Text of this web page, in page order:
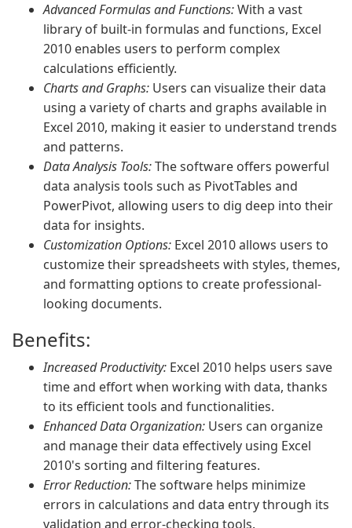
Advanced Formulas and Functions:With a vast
library of built-in formulas and functions, Excel
2010 enables users to perform complex
calculations efficiently.
Charts and Graphs: Users can visualize their data
using a variety of charts and graphs available in
Excel 2010, making it easier to understand trends
and patterns.
Data Analysis Tools:The software offers powerful
data analysis tools such as PivotTables and
PowerPivot, allowing users to dig deep into their
data for insights.
Customization Options: Excel 2010 allows users to
customize their spreadsheets with styles, themes,
and formatting options to create professional-
looking documents.
Benefits:
Increased Productivity: Excel 2010 helps users save
time and effort when working with data, thanks
to its efficient tools and functionalities.
Enhanced Data Organization: Users can organize
and manage their data effectively using Excel
2010's sorting and filtering features.
Error Reduction:The software helps minimize
errors in calculations and data entry through its
validation and error-checking tools.